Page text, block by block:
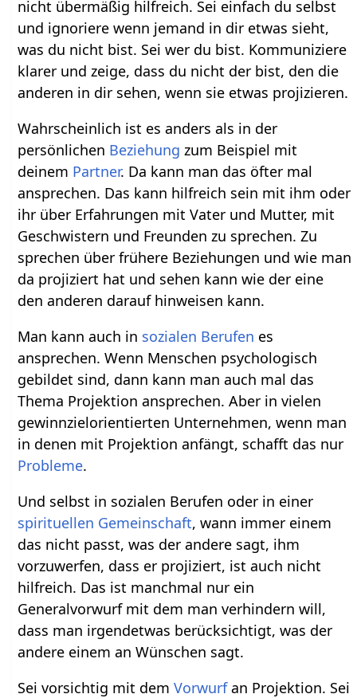
nicht übermäßig hilfreich. Sei einfach du selbst
und ignoriere wenn jemand in dir etwas sieht,
was du nicht bist. Sei wer du bist. Kommuniziere
klarer und zeige, dass du nicht der bist, den die
anderen in dir sehen, wenn sie etwas projizieren.
Wahrscheinlich ist es anders als in der
persönlichen Beziehung zum Beispiel mit
deinem Partner. Da kann man das öfter mal
ansprechen. Das kann hilfreich sein mit ihm oder
ihr über Erfahrungen mit Vater und Mutter, mit
Geschwistern und Freunden zu sprechen. Zu
sprechen über frühere Beziehungen und wie man
da projiziert hat und sehen kann wie der eine
den anderen darauf hinweisen kann.
Man kann auch in sozialen Berufen es
ansprechen. Wenn Menschen psychologisch
gebildet sind, dann kann man auch mal das
Thema Projektion ansprechen. Aber in vielen
gewinnzielorientierten Unternehmen, wenn man
in denen mit Projektion anfängt, schafft das nur
Probleme.
Und selbst in sozialen Berufen oder in einer
spirituellen Gemeinschaft, wann immer einem
das nicht passt, was der andere sagt, ihm
vorzuwerfen, dass er projiziert, ist auch nicht
hilfreich. Das ist manchmal nur ein
Generalvorwurf mit dem man verhindern will,
dass man irgendetwas berücksichtigt, was der
andere einem an Wünschen sagt.
Sei vorsichtig mit demVorwurfan Projektion. Sei